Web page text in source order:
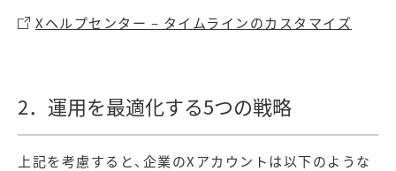
Xヘルプセンター – タイムラインのカスタマイズ
2．運用を最適化する5つの戦略
上記を考慮すると、企業のXアカウントは以下のような